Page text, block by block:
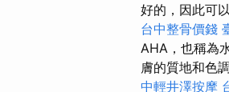
好的，因此可
台中整骨價錢
AHA，也稱為
膚的質地和色
中輕井澤按摩